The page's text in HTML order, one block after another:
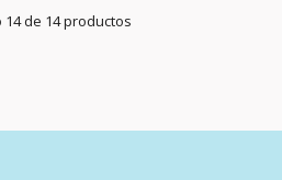
14 de 14 productos